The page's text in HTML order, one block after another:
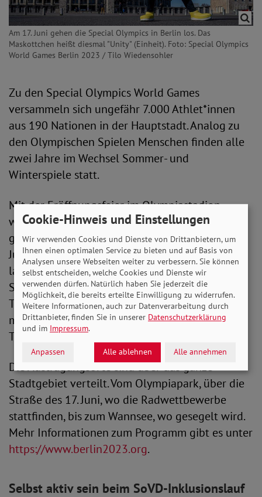
Am 17. Juni gehen die Special Olympics in Berlin los. Das
Maskottchen heißt diesmal "Unity" (Einheit). Foto: Special Olympics
World Games Berlin 2023 / Tilo Wiedensohler
Zu den Special Olympics World Games
versammeln sich ungefähr 7.000 Athlet*innen
aus 190 Nationen in der Hauptstadt. Analog zu
den Olympischen Spielen Menschen finden alle
zwei Jahre im Wechsel Sommer- und
Winterspiele statt.
Mit der Eröffnungsfeier im Olympiastadion
werden die Wettbewerbe für Menschen mit
geistiger und mehrfacher Behinderung am 17.
Juni offiziell beginnen und bis zum 25. Juni
laufen. Aus Deutschland werden knapp 500
Sportler*innen an ihnen teilnehmen. Die
Teilnehmenden treten in 28 Sportarten
miteinander an, unter anderem Volleyball, Kanu,
Tischtennis oder Segeln.
Die Austragungsorte sind über das ganze
Stadtgebiet verteilt. Vom Olympiapark, über die
Straße des 17. Juni, wo die Radwettbewerbe
stattfinden, bis zum Wannsee, wo gesegelt wird.
Mehr Informationen zum Programm gibt es unter
https://www.berlin2023.org.
Selbst aktiv sein beim SoVD-Inklusionslauf
Cookie-Hinweis und Einstellungen
Wir verwenden Cookies und Dienste von Drittanbietern, um
Ihnen einen optimalen Service zu bieten und auf Basis von
Analysen unsere Webseiten weiter zu verbessern. Sie können
selbst entscheiden, welche Cookies und Dienste wir
verwenden dürfen. Natürlich haben Sie jederzeit die
Möglichkeit, die bereits erteilte Einwilligung zu widerrufen.
Weitere Informationen, auch zur Datenverarbeitung durch
Drittanbieter, finden Sie in unserer Datenschutzerklärung
und im Impressum.
Anpassen Alle ablehnen Alle annehmen